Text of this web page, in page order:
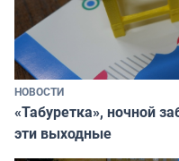
НОВОСТИ
«Табуретка», ночной
эти выходные